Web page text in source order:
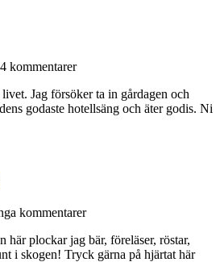
kommentarer
Jag försöker ta in gårdagen och
godaste hotellsäng och äter godis. Ni
kommentarer
plockar jag bär, föreläser, röstar,
i skogen! Tryck gärna på hjärtat här